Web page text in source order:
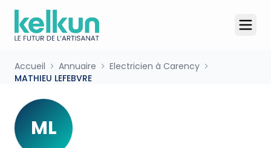
Accueil Annuaire
Electricien à Carency
MATHIEU LEFEBVRE
ML